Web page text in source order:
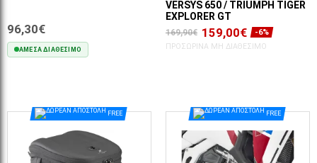
96,30€
ΆΜΕΣΑ ΔΙΑΘΈΣΙΜΟ
VERSYS 650 / TRIUMPH TIGER
EXPLORER GT
169,90€ 159,00€
-6%
ΠΡΟΣΩΡΙΝΆ ΜΗ ΔΙΑΘΈΣΙΜΟ
FREE FREE